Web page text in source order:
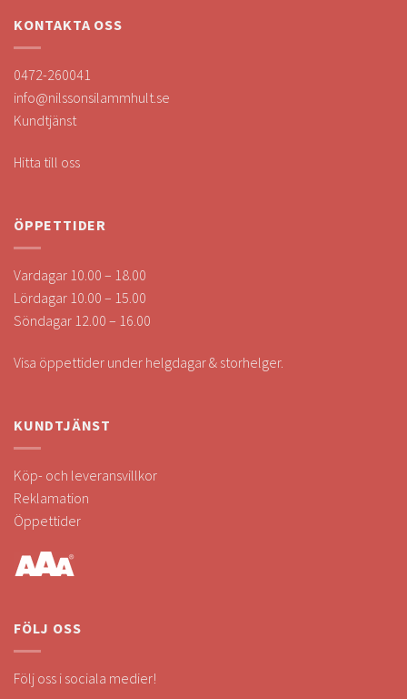
KONTAKTA OSS
0472-260041
info@nilssonsilammhult.se
Kundtjänst
Hitta till oss
ÖPPETTIDER
Vardagar 10.00 – 18.00
Lördagar 10.00 – 15.00
Söndagar 12.00 – 16.00
Visa öppettider under helgdagar & storhelger.
KUNDTJÄNST
Köp- och leveransvillkor
Reklamation
Öppettider
FÖLJ OSS
Följ oss i sociala medier!